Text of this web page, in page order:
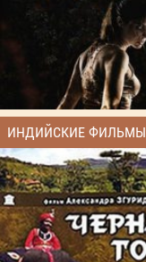
ИНДИЙСКИЕ ФИЛЬМЫ